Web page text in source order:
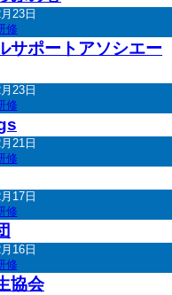
23日
修
サポートアソシエー
23日
修
21日
修
17日
修
16日
修
協会